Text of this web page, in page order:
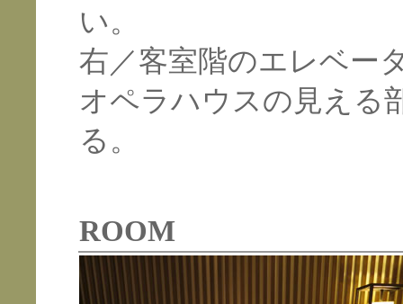
い。
右／客室階のエレベー
オペラハウスの見える
る。
ROOM